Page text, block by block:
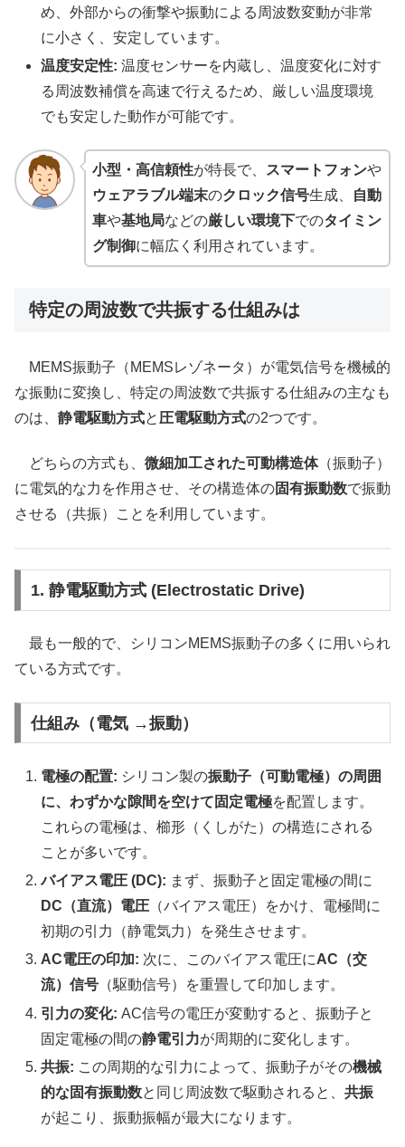
め、外部からの衝撃や振動による周波数変動が非常
に小さく、安定しています。
温度安定性: 温度センサーを内蔵し、温度変化に対す
る周波数補償を高速で行えるため、厳しい温度環境
でも安定した動作が可能です。
小型・高信頼性が特長で、 スマートフォンや
ウェアラブル端末のクロック信号生成、
自動
車や基地局などの厳しい環境下でのタイミン
グ制御に幅広く利用されています。
特定の周波数で共振する仕組みは
MEMS振動子（MEMSレゾネータ）が電気信号を機械的
な振動に変換し、特定の周波数で共振する仕組みの主なも
のは、 静電駆動方式と 圧電駆動方式の2つです。
どちらの方式も、 微細加工された可動構造体（振動子）
に電気的な力を作用させ、その構造体の固有振動数で振動
させる（共振）ことを利用しています。
1. 静電駆動方式 (Electrostatic Drive)
最も一般的で、シリコンMEMS振動子の多くに用いられ
ている方式です。
仕組み（電気 →振動）
電極の配置: シリコン製の振動子（可動電極）の周囲
に、わずかな隙間を空けて固定電極を配置します。
これらの電極は、櫛形（くしがた）の構造にされる
ことが多いです。
バイアス電圧 (DC): まず、振動子と固定電極の間に
DC（直流）電圧 （バイアス電圧）をかけ、電極間に
初期の引力（静電気力）を発生させます。
AC電圧の印加: 次に、このバイアス電圧にAC（交
流）信号 （駆動信号）を重畳して印加します。
引力の変化: AC信号の電圧が変動すると、振動子と
固定電極の間の静電引力が周期的に変化します。
共振: この周期的な引力によって、振動子がその機械
的な固有振動数と同じ周波数で駆動されると、共振
が起こり、振動振幅が最大になります。